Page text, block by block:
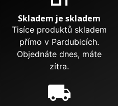
Skladem je skladem
Tisíce produktů skladem
přímo v Pardubicích.
Objednáte dnes, máte
zítra.
local_shipping